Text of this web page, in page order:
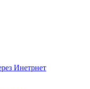
Инетрнет